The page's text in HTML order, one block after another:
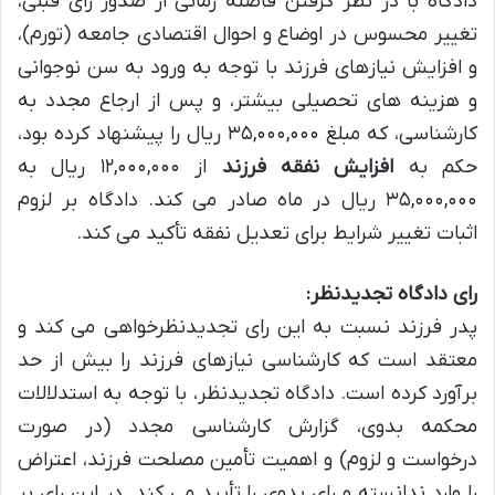
تغییر محسوس در اوضاع و احوال اقتصادی جامعه (تورم)،
و افزایش نیازهای فرزند با توجه به ورود به سن نوجوانی
و هزینه های تحصیلی بیشتر، و پس از ارجاع مجدد به
کارشناسی، که مبلغ ۳۵,۰۰۰,۰۰۰ ریال را پیشنهاد کرده بود،
حکم به افزایش نفقه فرزند
از ۱۲,۰۰۰,۰۰۰ ریال به
۳۵,۰۰۰,۰۰۰ ریال در ماه صادر می کند. دادگاه بر لزوم
اثبات تغییر شرایط برای تعدیل نفقه تأکید می کند.
رای دادگاه تجدیدنظر:
پدر فرزند نسبت به این رای تجدیدنظرخواهی می کند و
معتقد است که کارشناسی نیازهای فرزند را بیش از حد
برآورد کرده است. دادگاه تجدیدنظر، با توجه به استدلالات
محکمه بدوی، گزارش کارشناسی مجدد (در صورت
درخواست و لزوم) و اهمیت تأمین مصلحت فرزند، اعتراض